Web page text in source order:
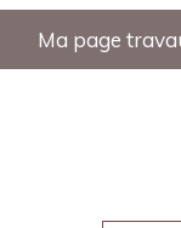
Ma page